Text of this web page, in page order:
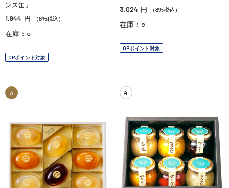
ンス缶」
1,944 円 （8%税込）
在庫：○
OPポイント対象
3,024 円 （8%税込）
在庫：○
OPポイント対象
3 4